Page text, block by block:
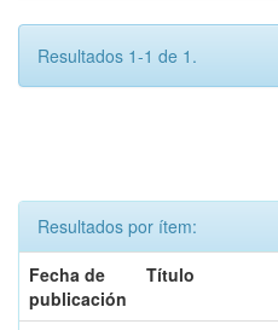
Resultados 1-1 de 1.
Resultados por ítem:
Fecha de
publicación
Título